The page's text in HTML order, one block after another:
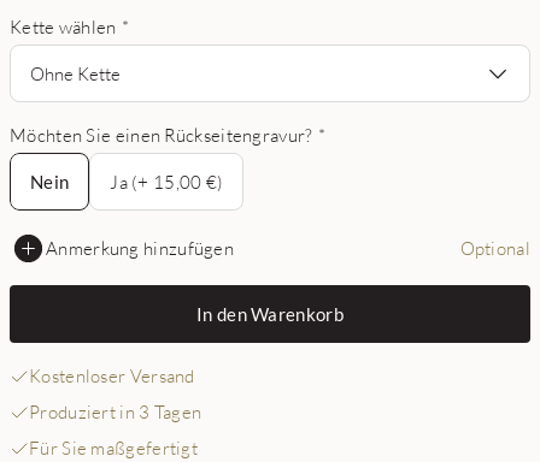
Kette wählen *
Ohne Kette
Möchten Sie einen Rückseitengravur? *
Nein
Nein
Ja (+ 15,00 €)
Anmerkung hinzufügen Optional
In den Warenkorb
Kostenloser Versand
Produziert in 3 Tagen
Für Sie maßgefertigt